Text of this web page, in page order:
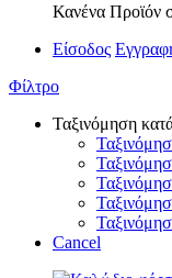
Κανένα Προϊόν
Είσοδος
Φίλτρο
Ταξινόμηση
Cancel